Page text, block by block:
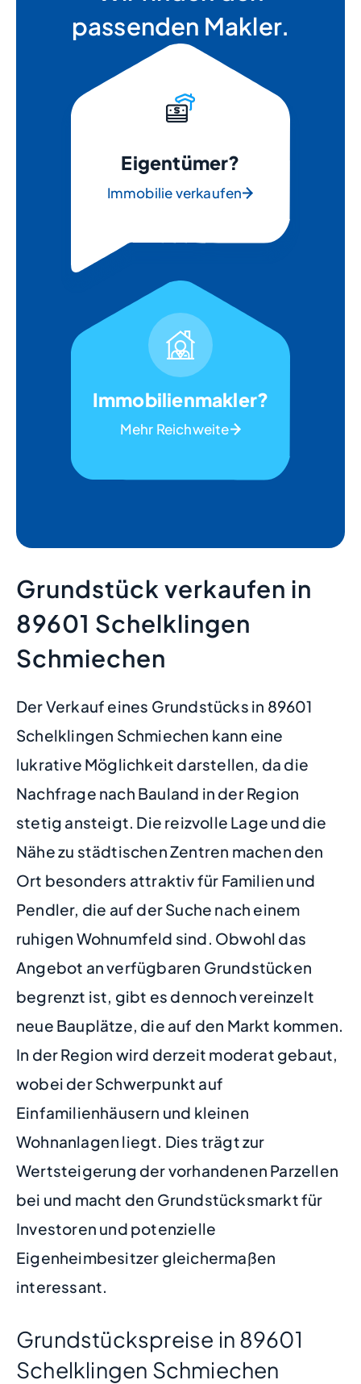
passenden Makler.
Eigentümer?
Immobilie verkaufen
Immobilienmakler?
Mehr Reichweite
Grundstück verkaufen in
89601 Schelklingen
Schmiechen
Der Verkauf eines Grundstücks in 89601
Schelklingen Schmiechen kann eine
lukrative Möglichkeit darstellen, da die
Nachfrage nach Bauland in der Region
stetig ansteigt. Die reizvolle Lage und die
Nähe zu städtischen Zentren machen den
Ort besonders attraktiv für Familien und
Pendler, die auf der Suche nach einem
ruhigen Wohnumfeld sind. Obwohl das
Angebot an verfügbaren Grundstücken
begrenzt ist, gibt es dennoch vereinzelt
neue Bauplätze, die auf den Markt kommen.
In der Region wird derzeit moderat gebaut,
wobei der Schwerpunkt auf
Einfamilienhäusern und kleinen
Wohnanlagen liegt. Dies trägt zur
Wertsteigerung der vorhandenen Parzellen
bei und macht den Grundstücksmarkt für
Investoren und potenzielle
Eigenheimbesitzer gleichermaßen
interessant.
Grundstückspreise in 89601
Schelklingen Schmiechen